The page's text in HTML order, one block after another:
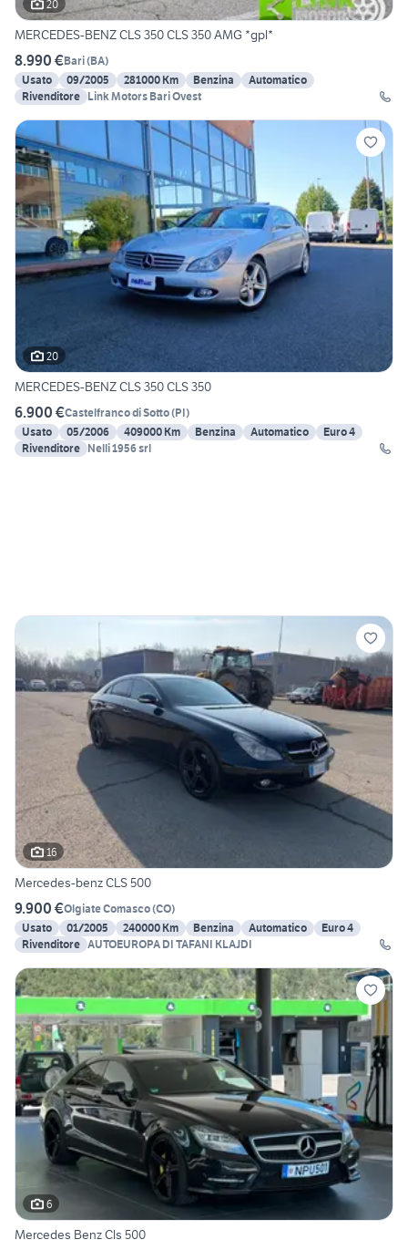
20
MERCEDES-BENZ CLS 350 CLS 350 AMG *gpl*
8.990 €Bari(BA)
Usato
09/2005 281000 Km Benzina
Automatico
Rivenditore Link Motors Bari Ovest
20
MERCEDES-BENZ CLS 350 CLS 350
6.900 €Castelfranco di Sotto(PI)
Usato
05/2006 409000 Km Benzina Automatico
Euro 4
Rivenditore Nelli 1956 srl
16
Mercedes-benz CLS 500
9.900 €Olgiate Comasco(CO)
Usato
01/2005 240000 Km Benzina Automatico
Euro 4
Rivenditore AUTOEUROPA DI TAFANI KLAJDI
6
Mercedes Benz Cls 500